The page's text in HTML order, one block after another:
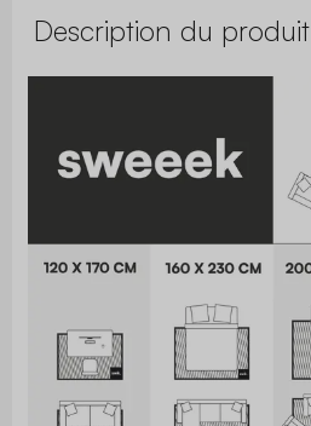
Description du produit